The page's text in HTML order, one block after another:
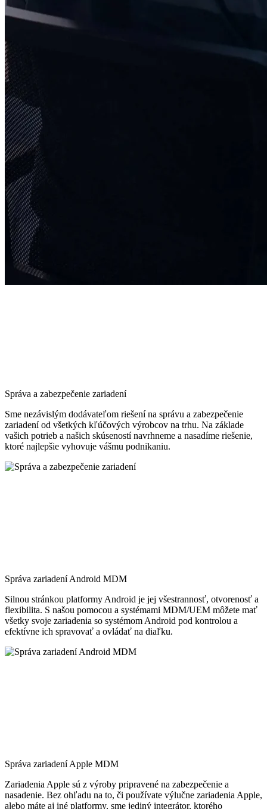
Správa a zabezpečenie zariadení
Sme nezávislým dodávateľom riešení na správu a zabezpečenie
zariadení od všetkých kľúčových výrobcov na trhu. Na základe
vašich potrieb a našich skúseností navrhneme a nasadíme riešenie,
ktoré najlepšie vyhovuje vášmu podnikaniu.
Správa zariadení Android MDM
Silnou stránkou platformy Android je jej všestrannosť, otvorenosť a
flexibilita. S našou pomocou a systémami MDM/UEM môžete mať
všetky svoje zariadenia so systémom Android pod kontrolou a
efektívne ich spravovať a ovládať na diaľku.
Správa zariadení Apple MDM
Zariadenia Apple sú z výroby pripravené na zabezpečenie a
nasadenie. Bez ohľadu na to, či používate výlučne zariadenia Apple,
alebo máte aj iné platformy, sme jediný integrátor, ktorého